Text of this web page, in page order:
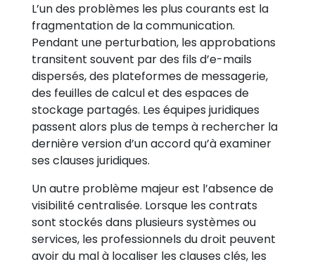
L’un des problèmes les plus courants est la
fragmentation de la communication.
Pendant une perturbation, les approbations
transitent souvent par des fils d’e-mails
dispersés, des plateformes de messagerie,
des feuilles de calcul et des espaces de
stockage partagés. Les équipes juridiques
passent alors plus de temps à rechercher la
dernière version d’un accord qu’à examiner
ses clauses juridiques.
Un autre problème majeur est l’absence de
visibilité centralisée. Lorsque les contrats
sont stockés dans plusieurs systèmes ou
services, les professionnels du droit peuvent
avoir du mal à localiser les clauses clés, les